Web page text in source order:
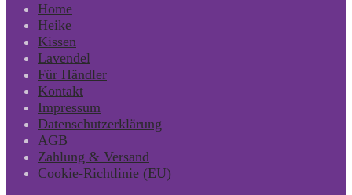
Home
Heike
Kissen
Lavendel
Für Händler
Kontakt
Impressum
Datenschutzerklärung
AGB
Zahlung & Versand
Cookie-Richtlinie (EU)